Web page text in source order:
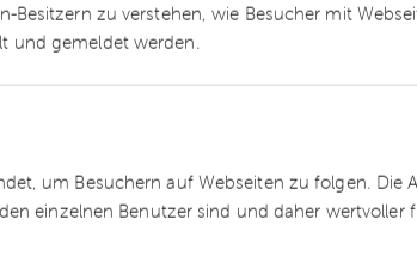
Besitzern zu verstehen, wie Besucher mit
und gemeldet werden.
um Besuchern auf Webseiten zu folgen. Die
einzelnen Benutzer sind und daher wertvoller
Fristen für die Rüge fehlerhafter
Tarifverträge Ausschlussfristen für
der Arbeitnehmer
muss er dies rechtzeitig
können die Ansprüche des
gelten in der Regel
beispielsweise aus einer
machen muss.